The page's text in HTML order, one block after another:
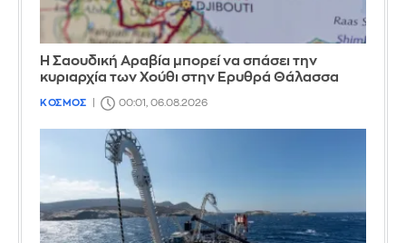
Η Σαουδική Αραβία μπορεί να σπάσει την
κυριαρχία των Χούθι στην Ερυθρά Θάλασσα
ΚΟΣΜΟΣ 00:01, 06.08.2026